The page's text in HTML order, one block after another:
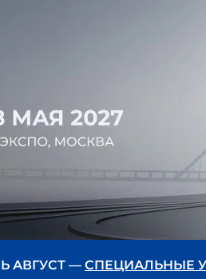
АВГУСТ — СПЕЦИАЛЬНЫЕ